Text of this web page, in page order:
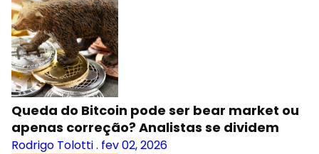
Queda do Bitcoin pode ser bear market ou
apenas correção? Analistas se dividem
Rodrigo Tolotti. fev 02, 2026